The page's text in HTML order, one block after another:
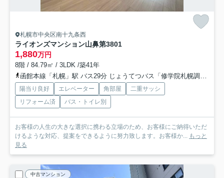
札幌市中央区南十九条西
ライオンズマンション山鼻第3801
1,880万円
8階 / 84.79㎡ / 3LDK /築41年
函館本線「札幌」駅 バス29分 じょうてつバス「修学院札幌調理師専門学校前」 停歩6分
陽当り良好 エレベーター 角部屋
二重サッシ
リフォーム済
バス・トイレ別
お客様の人生の大きな選択に携わる立場のため、お客様にご納得いただ
けるような対応、提案をできるように努力致します。お客様か... もっと
見る
中古マンション